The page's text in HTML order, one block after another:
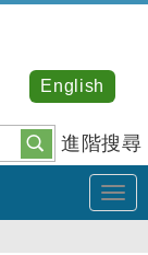
進階搜尋
English